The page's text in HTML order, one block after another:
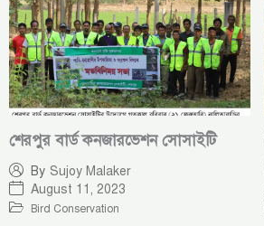
শেরপুর বার্ড কনজারভেশন সোসাইটি
By Sujoy Malaker
August 11, 2023
Bird Conservation